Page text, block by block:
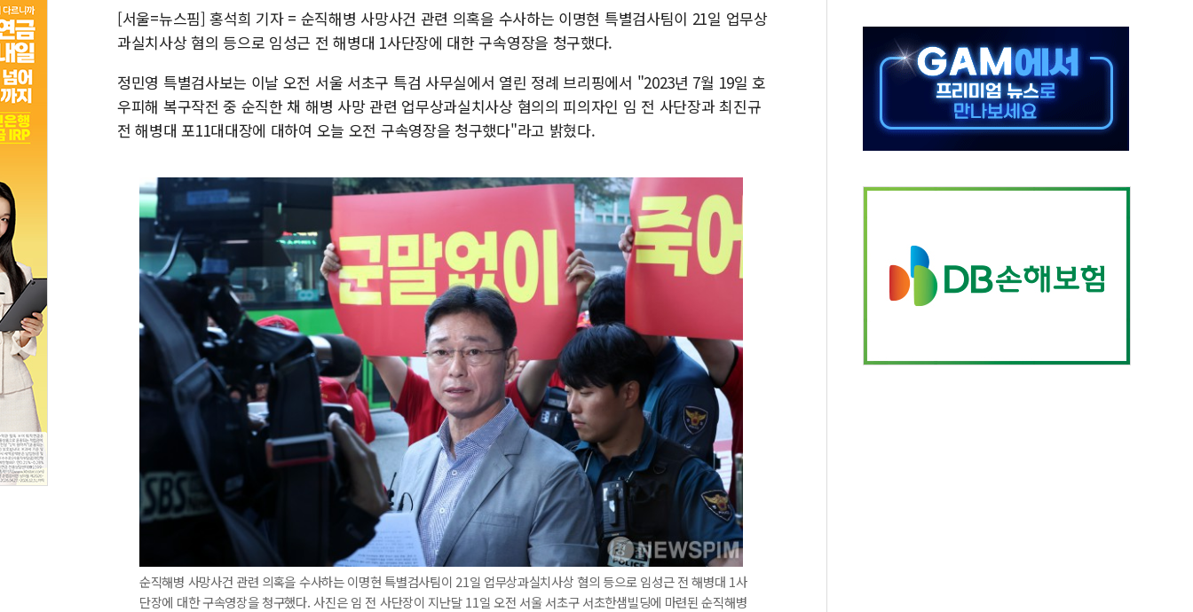
여수 오동도 인근 해상서 모터보트 전복…1명 사망·1명 실종
추미애, '위안부' 피해자 기림의 날 참석..."국제적 시민 연대로 목소리 내야"
인천 선재도 갯벌서 해루질 중 실종 60대 나흘만에 숨진 채 발견
인천서 말다툼 중 어머니 흉기 살해 10대 아들 체포
'화합' 꺼낸 김민석에 '뻔뻔' 받아친 정청래…제주 연설서 신경전 고조
[서울=뉴스핌] 홍석희 기자 = 순직해병 사망사건 관련 의혹을 수사하는 이명현 특별검사팀이 21일 업무상
과실치사상 혐의 등으로 임성근 전 해병대 1사단장에 대한 구속영장을 청구했다.
정민영 특별검사보는 이날 오전 서울 서초구 특검 사무실에서 열린 정례 브리핑에서 "2023년 7월 19일 호
우피해 복구작전 중 순직한 채 해병 사망 관련 업무상과실치사상 혐의의 피의자인 임 전 사단장과 최진규
전 해병대 포11대대장에 대하여 오늘 오전 구속영장을 청구했다"라고 밝혔다.
순직해병 사망사건 관련 의혹을 수사하는 이명현 특별검사팀이 21일 업무상과실치사상 혐의 등으로 임성근 전 해병대 1사
단장에 대한 구속영장을 청구했다. 사진은 임 전 사단장이 지난달 11일 오전 서울 서초구 서초한샘빌딩에 마련된 순직해병